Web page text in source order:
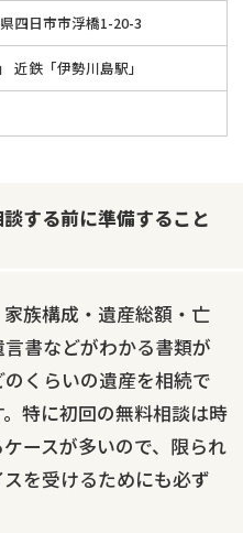
四日市市浮橋1-20-3
近鉄「伊勢川島駅」
する前に準備すること
族構成・遺産総額・亡
書などがわかる書類が
くらいの遺産を相続で
特に初回の無料相談は時
ースが多いので、限られ
を受けるためにも必ず